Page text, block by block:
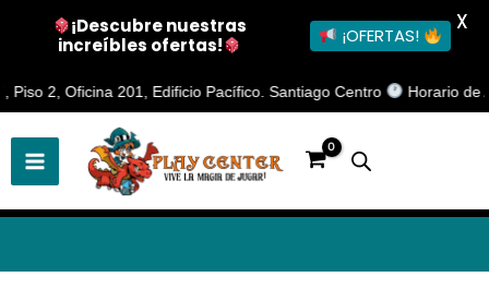
Oficina 201, Edificio Pacífico. Santiago Centro Horario de
al
contenido
¡Descubre nuestras
increíbles ofertas!
¡OFERTAS!
X